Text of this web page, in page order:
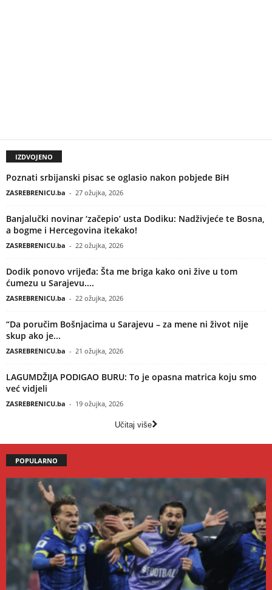
IZDVOJENO
Poznati srbijanski pisac se oglasio nakon pobjede BiH
ZASREBRENICU.ba - 27 ožujka, 2026
Banjalučki novinar ‘začepio’ usta Dodiku: Nadživjeće te Bosna,
a bogme i Hercegovina itekako!
ZASREBRENICU.ba - 22 ožujka, 2026
Dodik ponovo vrijeđa: Šta me briga kako oni žive u tom
ćumezu u Sarajevu....
ZASREBRENICU.ba - 22 ožujka, 2026
“Da poručim Bošnjacima u Sarajevu – za mene ni život nije
skup ako je...
ZASREBRENICU.ba - 21 ožujka, 2026
LAGUMDŽIJA PODIGAO BURU: To je opasna matrica koju smo
već vidjeli
ZASREBRENICU.ba - 19 ožujka, 2026
Učitaj više
POPULARNO